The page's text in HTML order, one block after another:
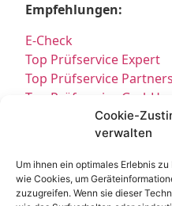
Cookie-
verwalten
Um ihnen ein optimales Erlebnis
wie Cookies, um
zuzugreifen. Wenn sie dieser
Empfehlungen:
E-Check
Top Prüfservice Expert
Top Prüfservice Partners
Top Prüfservice GmbH
Prüfung DGUV3 GmbH
Sicherheitsprüfungen
Prüfung E-Check Expert
Prüfung elektrischer